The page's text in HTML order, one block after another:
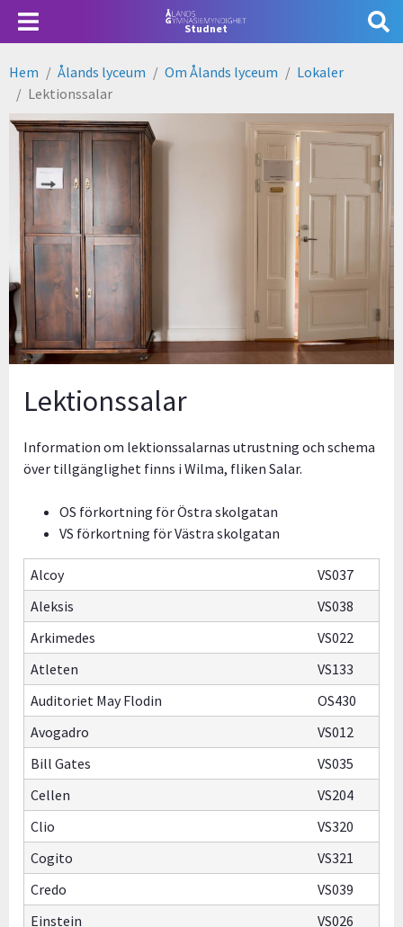
Hoppa
till
Studnet Användarmeny
Länkstig
Hem Ålands lyceum Om Ålands lyceum
Lokaler
Lektionssalar
Lektionssalar
Information om lektionssalarnas utrustning och schema
över tillgänglighet finns i Wilma, fliken Salar.
OS förkortning för Östra skolgatan
VS förkortning för Västra skolgatan
Alcoy
VS037
Aleksis
VS038
Arkimedes
VS022
Atleten
VS133
Auditoriet May Flodin
OS430
Avogadro
VS012
Bill Gates
VS035
Cellen
VS204
Clio
VS320
Cogito
VS321
Credo
VS039
Einstein
VS026